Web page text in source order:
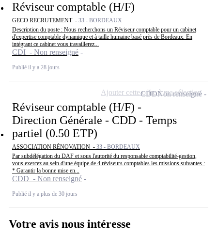
Réviseur comptable (H/F)
GECO RECRUTEMENT - 33 - BORDEAUX
Description du poste : Nous recherchons un Réviseur comptable pour un cabinet
d'expertise comptable dynamique et à taille humaine basé près de Bordeaux. En
intégrant ce cabinet vous travaillerez...
CDI - Non renseigné
Publié il y a 28 jours
Réviseur comptable (H/F) -
Direction Générale - CDD - Temps
partiel (0.50 ETP)
ASSOCIATION RÉNOVATION - 33 - BORDEAUX
Par subdélégation du DAF et sous l'autorité du responsable comptabilité-gestion,
vous exercez au sein d'une équipe de 4 réviseurs comptables les missions suivantes :
* Garantir la bonne mise en...
CDD - Non renseigné
Publié il y a plus de 30 jours
CDDNon renseigné
Ajouter cette offre à ma sélection
Votre avis nous intéresse